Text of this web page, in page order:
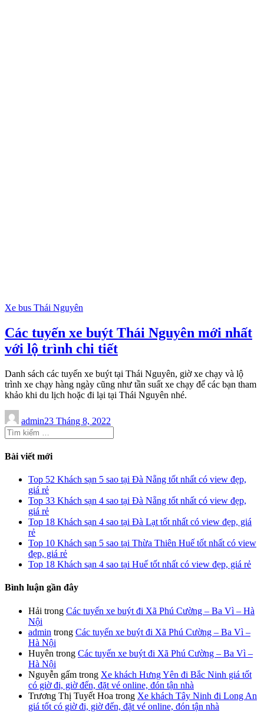
Xe bus Thái Nguyên
Các tuyến xe buýt Thái Nguyên mới nhất
với lộ trình chi tiết
Danh sách các tuyến xe buýt tại Thái Nguyên, giờ xe chạy và lộ
trình xe chạy hàng ngày cũng như tần suất xe chạy để các bạn tham
khảo khi du lịch hoặc đi lại tại Thái Nguyên nhé.
admin23 Tháng 8, 2022
Tìm
kiếm
cho:
Bài viết mới
Top 52 Khách sạn 5 sao tại Đà Nẵng tốt nhất có view đẹp,
giá rẻ
Top 33 Khách sạn 4 sao tại Đà Nẵng tốt nhất có view đẹp,
giá rẻ
Top 18 Khách sạn 4 sao tại Đà Lạt tốt nhất có view đẹp, giá
rẻ
Top 10 Khách sạn 5 sao tại Thừa Thiên Huế tốt nhất có view
đẹp, giá rẻ
Top 18 Khách sạn 4 sao tại Huế tốt nhất có view đẹp, giá rẻ
Bình luận gần đây
Hải trong Các tuyến xe buýt đi Xã Phú Cường – Ba Vì – Hà
Nội
admin trong Các tuyến xe buýt đi Xã Phú Cường – Ba Vì –
Hà Nội
Huyên trong Các tuyến xe buýt đi Xã Phú Cường – Ba Vì –
Hà Nội
Nguyễn gấm trong Xe khách Hưng Yên đi Bắc Ninh giá tốt
có giờ đi, giờ đến, đặt vé online, đón tận nhà
Trương Thị Tuyết Hoa trong Xe khách Tây Ninh đi Long An
giá tốt có giờ đi, giờ đến, đặt vé online, đón tận nhà